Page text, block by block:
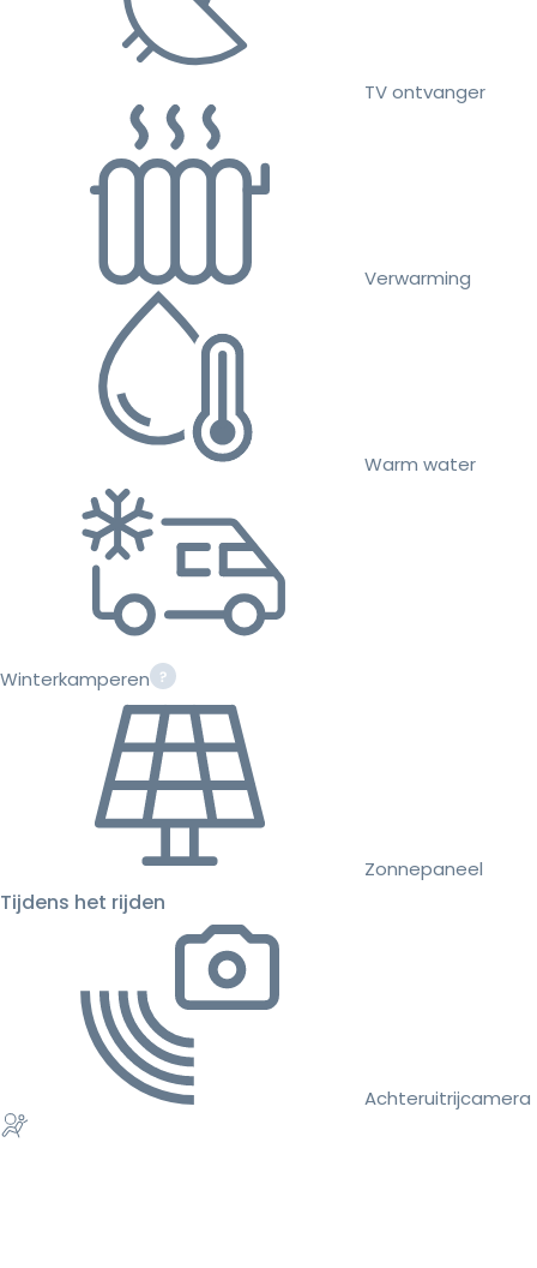
TV ontvanger
Verwarming
Warm water
Winterkamperen
Zonnepaneel
Tijdens het rijden
Achteruitrijcamera